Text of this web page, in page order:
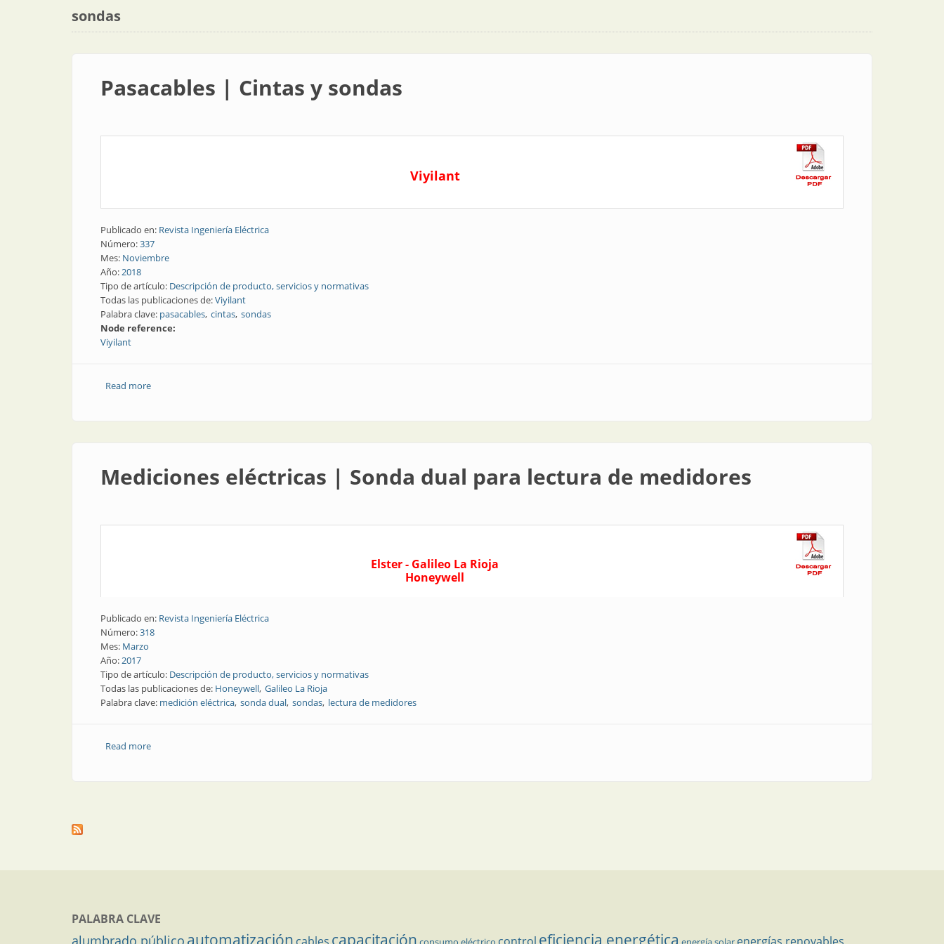
sondas
Pasacables | Cintas y sondas
Viyilant
Publicado en: Revista Ingeniería Eléctrica
Número:337
Mes: Noviembre
Año:2018
Tipo de artículo: Descripción de producto, servicios y normativas
Todas las publicaciones de:Viyilant
Palabra clave: pasacables cintas sondas
Node reference:
Viyilant
Read moreabout Pasacables | Cintas y sondas
Mediciones eléctricas | Sonda dual para lectura de medidores
Elster - Galileo La Rioja
Honeywell
Publicado en: Revista Ingeniería Eléctrica
Número:318
Mes: Marzo
Año:2017
Tipo de artículo: Descripción de producto, servicios y normativas
Todas las publicaciones de: Honeywell Galileo La Rioja
Palabra clave: medición eléctrica sonda dual sondas lectura de medidores
Read moreabout Mediciones eléctricas | Sonda dual para lectura de medidores
PALABRA CLAVE
alumbrado público automatización capacitación eficiencia energética